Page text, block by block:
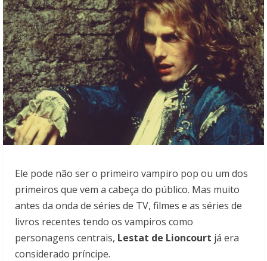
Ele pode não ser o primeiro vampiro pop ou um dos
primeiros que vem a cabeça do público. Mas muito
antes da onda de séries de TV, filmes e as séries de
livros recentes tendo os vampiros como
personagens centrais, Lestat de Lioncourt já era
considerado príncipe.